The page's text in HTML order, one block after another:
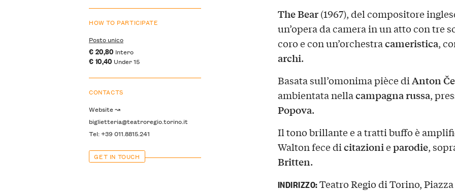
The Bear(1967), del compositore
un’opera da camera in un atto con tre
coro e con un’orchestracameristica,
archi.
Basata sull’omonima pièce diAnton
ambientata nellacampagna russa,
Popova.
Il tono brillante e a tratti buffo è
Walton fece dicitazionieparodie,
Britten.
HOW TO PARTICIPATE
Posto unico
€ 20,80 Intero
€ 10,40 Under 15
CONTACTS
Website ↝
biglietteria@teatroregio.torino.it
Tel: +39 011.8815.241
GET IN TOUCH
INDIRIZZO:Teatro Regio di Torino,